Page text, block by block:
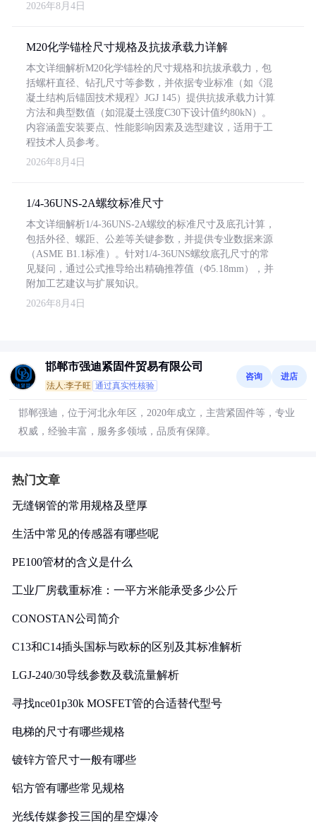
2026年8月4日
M20化学锚栓尺寸规格及抗拔承载力详解
本文详细解析M20化学锚栓的尺寸规格和抗拔承载力，包
括螺杆直径、钻孔尺寸等参数，并依据专业标准（如《混
凝土结构后锚固技术规程》JGJ 145）提供抗拔承载力计算
方法和典型数值（如混凝土强度C30下设计值约80kN）。
内容涵盖安装要点、性能影响因素及选型建议，适用于工
程技术人员参考。
2026年8月4日
1/4-36UNS-2A螺纹标准尺寸
本文详细解析1/4-36UNS-2A螺纹的标准尺寸及底孔计算，
包括外径、螺距、公差等关键参数，并提供专业数据来源
（ASME B1.1标准）。针对1/4-36UNS螺纹底孔尺寸的常
见疑问，通过公式推导给出精确推荐值（Φ5.18mm），并
附加工艺建议与扩展知识。
2026年8月4日
邯郸市强迪紧固件贸易有限公司
法人:李子旺 通过真实性核验
咨询 进店
邯郸强迪，位于河北永年区，2020年成立，主营紧固件等，专业
权威，经验丰富，服务多领域，品质有保障。
热门文章
无缝钢管的常用规格及壁厚
生活中常见的传感器有哪些呢
PE100管材的含义是什么
工业厂房载重标准：一平方米能承受多少公斤
CONOSTAN公司简介
C13和C14插头国标与欧标的区别及其标准解析
LGJ-240/30导线参数及载流量解析
寻找nce01p30k MOSFET管的合适替代型号
电梯的尺寸有哪些规格
镀锌方管尺寸一般有哪些
铝方管有哪些常见规格
光线传媒参投三国的星空爆冷